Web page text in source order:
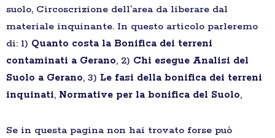
suolo, Circoscrizione dell’area da liberare dal
materiale inquinante. In questo articolo parleremo
di: 1) Quanto costa la Bonifica dei terreni
contaminati a Gerano, 2) Chi esegue Analisi del
Suolo a Gerano, 3) Le fasi della bonifica dei terreni
inquinati, Normative per la bonifica del Suolo,
Se in questa pagina non hai trovato forse può